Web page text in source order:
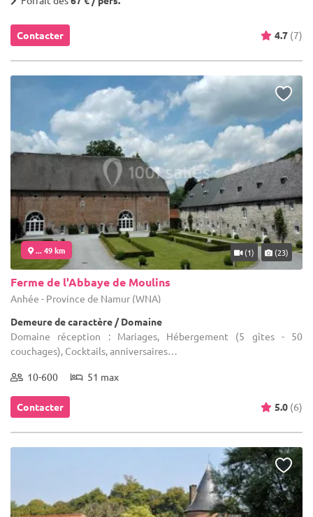
Contacter 4.7 (7)
... 49 km (1) (23)
Ferme de l'Abbaye de Moulins
Anhée - Province de Namur (WNA)
Demeure de caractère / Domaine
Domaine réception : Mariages, Hébergement (5 gîtes - 50
couchages), Cocktails, anniversaires…
10-600 51 max
Contacter 5.0 (6)